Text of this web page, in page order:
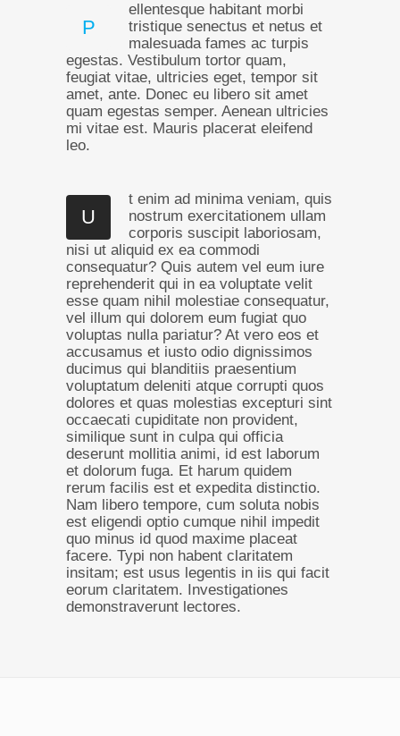
P
ellentesque habitant morbi
tristique senectus et netus et
malesuada fames ac turpis
egestas. Vestibulum tortor quam,
feugiat vitae, ultricies eget, tempor sit
amet, ante. Donec eu libero sit amet
quam egestas semper. Aenean ultricies
mi vitae est. Mauris placerat eleifend
leo.
U
t enim ad minima veniam, quis
nostrum exercitationem ullam
corporis suscipit laboriosam,
nisi ut aliquid ex ea commodi
consequatur? Quis autem vel eum iure
reprehenderit qui in ea voluptate velit
esse quam nihil molestiae consequatur,
vel illum qui dolorem eum fugiat quo
voluptas nulla pariatur? At vero eos et
accusamus et iusto odio dignissimos
ducimus qui blanditiis praesentium
voluptatum deleniti atque corrupti quos
dolores et quas molestias excepturi sint
occaecati cupiditate non provident,
similique sunt in culpa qui officia
deserunt mollitia animi, id est laborum
et dolorum fuga. Et harum quidem
rerum facilis est et expedita distinctio.
Nam libero tempore, cum soluta nobis
est eligendi optio cumque nihil impedit
quo minus id quod maxime placeat
facere. Typi non habent claritatem
insitam; est usus legentis in iis qui facit
eorum claritatem. Investigationes
demonstraverunt lectores.